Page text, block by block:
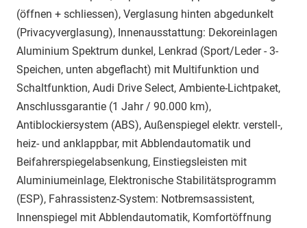
(öffnen + schliessen), Verglasung hinten abgedunkelt
(Privacyverglasung), Innenausstattung: Dekoreinlagen
Aluminium Spektrum dunkel, Lenkrad (Sport/Leder - 3-
Speichen, unten abgeflacht) mit Multifunktion und
Schaltfunktion, Audi Drive Select, Ambiente-Lichtpaket,
Anschlussgarantie (1 Jahr / 90.000 km),
Antiblockiersystem (ABS), Außenspiegel elektr. verstell-,
heiz- und anklappbar, mit Abblendautomatik und
Beifahrerspiegelabsenkung, Einstiegsleisten mit
Aluminiumeinlage, Elektronische Stabilitätsprogramm
(ESP), Fahrassistenz-System: Notbremsassistent,
Innenspiegel mit Abblendautomatik, Komfortöffnung